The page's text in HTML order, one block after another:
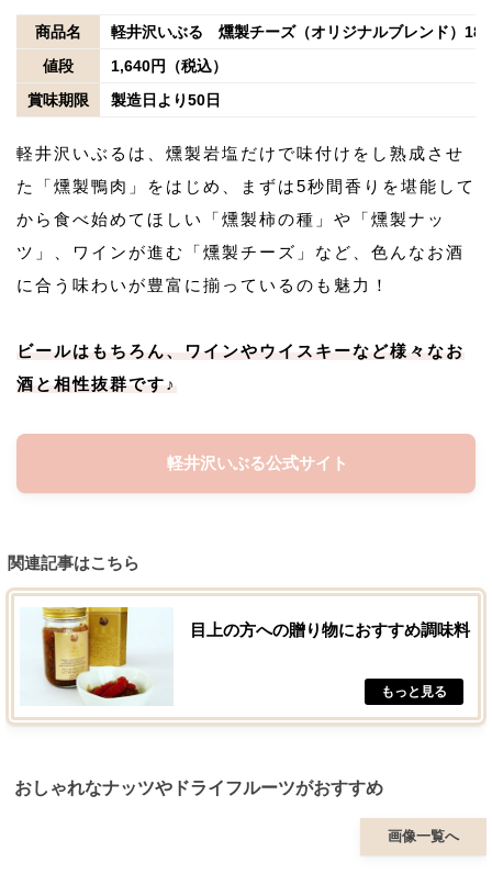
商品名
軽井沢いぶる 燻製チーズ（オリジナルブレンド）
値段
1,640円（税込）
賞味期限
製造日より50日
軽井沢いぶるは、燻製岩塩だけで味付けをし熟成させ
た「燻製鴨肉」をはじめ、まずは5秒間香りを堪能して
から食べ始めてほしい「燻製柿の種」や「燻製ナッ
ツ」、ワインが進む「燻製チーズ」など、色んなお酒
に合う味わいが豊富に揃っているのも魅力！
ビールはもちろん、ワインやウイスキーなど様々なお
酒と相性抜群です♪
軽井沢いぶる公式サイト
関連記事はこちら
目上の方への贈り物におすすめ調味料
おしゃれなナッツやドライフルーツがおすすめ
画像一覧へ